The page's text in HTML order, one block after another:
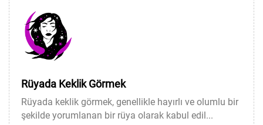
Rüyada Keklik Görmek
Rüyada keklik görmek, genellikle hayırlı ve olumlu bir
şekilde yorumlanan bir rüya olarak kabul edil...